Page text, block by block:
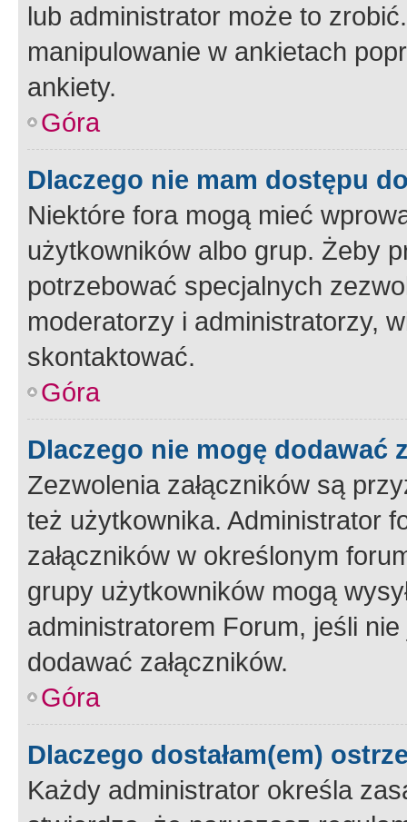
lub administrator może to
manipulowanie w ankietach
ankiety.
Góra
Dlaczego nie mam dostępu
Niektóre fora mogą mieć
użytkowników albo grup. Żeby
potrzebować specjalnych
moderatorzy i administratorzy,
skontaktować.
Góra
Dlaczego nie mogę dodawać
Zezwolenia załączników są
też użytkownika. Administrator
załączników w określonym
grupy użytkowników mogą
administratorem Forum, jeśli
dodawać załączników.
Góra
Dlaczego dostałam(em)
Każdy administrator określa